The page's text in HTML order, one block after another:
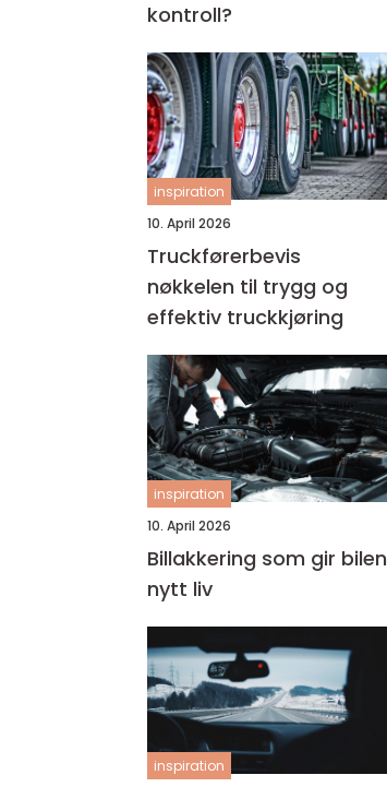
kontroll?
inspiration
10. April 2026
Truckførerbevis
nøkkelen til trygg og
effektiv truckkjøring
inspiration
10. April 2026
Billakkering som gir bilen
nytt liv
inspiration